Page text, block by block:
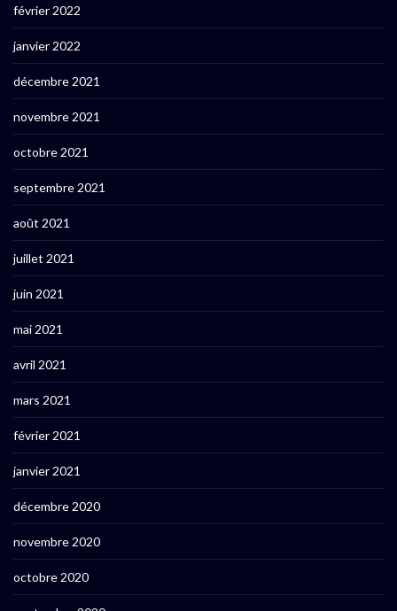
février 2022
janvier 2022
décembre 2021
novembre 2021
octobre 2021
septembre 2021
août 2021
juillet 2021
juin 2021
mai 2021
avril 2021
mars 2021
février 2021
janvier 2021
décembre 2020
novembre 2020
octobre 2020